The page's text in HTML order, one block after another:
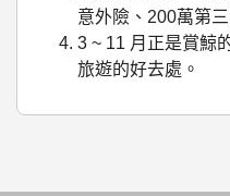
意外險、200萬第三
3 ~ 11 月正是賞鯨
旅遊的好去處。